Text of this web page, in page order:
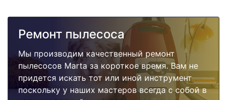
Ремонт пылесоса
Мы производим качественный ремонт
пылесосов Marta за короткое время. Вам не
придется искать тот или иной инструмент
поскольку у наших мастеров всегда с собой в